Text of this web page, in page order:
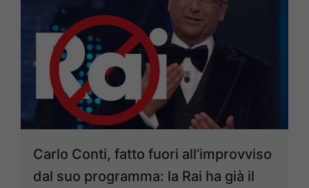
Carlo Conti, fatto fuori all’improvviso
dal suo programma: la Rai ha già il